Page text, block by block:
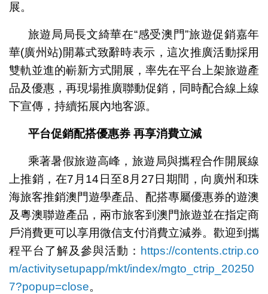
展。
旅遊局局長文綺華在“感受澳門”旅遊促銷嘉年
華(廣州站)開幕式致辭時表示，這次推廣活動採用
雙軌並進的嶄新方式開展，率先在平台上架旅遊產
品及優惠，再現場推廣聯動促銷，同時配合線上線
下宣傳，持續拓展內地客源。
平台促銷配搭優惠券 再享消費立減
乘著暑假旅遊高峰，旅遊局與攜程合作開展線
上推銷，在7月14日至8月27日期間，向廣州和珠
海旅客推銷澳門遊學產品、配搭專屬優惠券的遊澳
及粵澳聯遊產品，兩市旅客到澳門旅遊並在指定商
戶消費更可以享用微信支付消費立減券。歡迎到攜
程平台了解及參與活動： https://contents.ctrip.co
m/activitysetupapp/mkt/index/mgto_ctrip_20250
7?popup=close。